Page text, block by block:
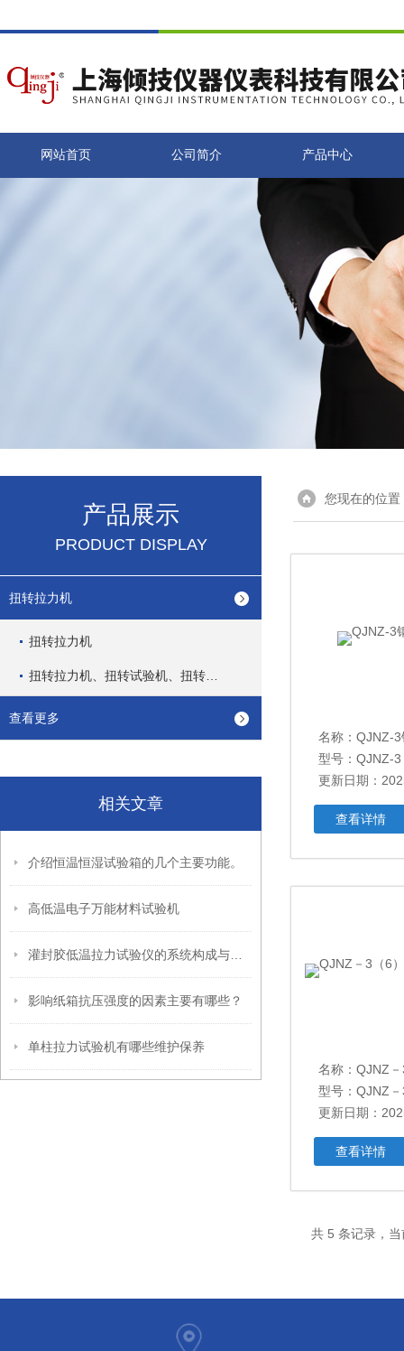
网站首页 公司简介 产品中心
产品展示
PRODUCT DISPLAY
扭转拉力机
扭转拉力机
查看更多
相关文章
介绍恒温恒湿试验箱的几个主要功能。
高低温电子万能材料试验机
影响纸箱抗压强度的因素主要有哪些？
单柱拉力试验机有哪些维护保养
您现在的位置
名称： QJNZ-3
型号：QJNZ-3
更新日期：
查看详情
名称： QJNZ－3
型号：QJNZ
更新日期：
查看详情
共 5 条记录，